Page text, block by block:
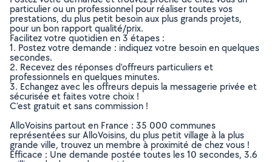
particulier ou un professionnel pour réaliser toutes vos
prestations, du plus petit besoin aux plus grands projets,
pour un bon rapport qualité/prix.
Facilitez votre quotidien en 3 étapes :
1. Postez votre demande : indiquez votre besoin en quelques
secondes.
2. Recevez des réponses d’offreurs particuliers et
professionnels en quelques minutes.
3. Echangez avec les offreurs depuis la messagerie privée et
sécurisée et faites votre choix !
C’est gratuit et sans commission !
AlloVoisins partout en France : 35 000 communes
représentées sur AlloVoisins, du plus petit village à la plus
grande ville, trouvez un membre à proximité de chez vous !
Efficace : Une demande postée toutes les 10 secondes, 3.6